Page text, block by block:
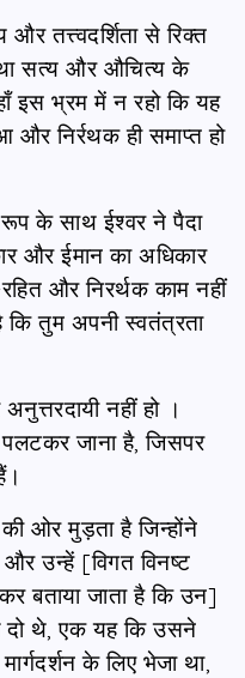
तत्त्वदर्शिता से रिक्त
सत्य और औचित्य के
इस भ्रम में न रहो कि यह
और निर्रथक ही समाप्त हो
के साथ ईश्वर ने पैदा
और ईमान का अधिकार
और निरर्थक काम नहीं
कि तुम अपनी स्वतंत्रता
नहीं हो ।
जाना है, जिसपर
ओर मुड़ता है जिन्होंने
उन्हें [विगत विनष्ट
बताया जाता है कि उन]
थे, एक यह कि उसने
के लिए भेजा था,